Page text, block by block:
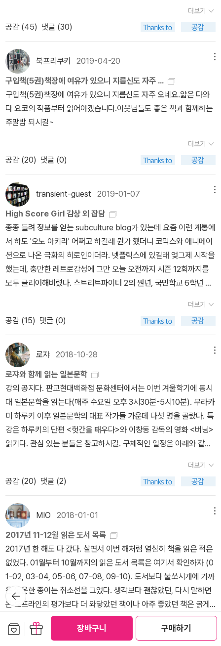
장바구니 구매하기
한다.그렇다면 가장 안좋은 작품은? 바로 <포트노이의 불평> 이었
다. 내가 필립로스를 좋아하긴 하지만 이 작품은 좀 많이 그랬다...이
터 걱정이 된다....5월에도 독보적 미션은 모두 클리어 했고, 스탬프는
401개를 모았다~! 이제 그만 모으고 이걸로 책을 사야겠다...6월에
는 좀 더 열심히 읽고 리뷰도 좀 잘써봐야겠다.
말아야 겠다.그래도 5월에 구매한 책을 간단히 소개해 보자면, 1. 달
려라 메로스 : 다자이 오사무 이미 읽고 리뷰로 남긴 작품. 다소 밝은
다자이 오사무를 보는 것 만으로도 의미있는 작품이었다. <여학생>
은 강추다.2. 이즈의 무희, 천마리 학, 호수 : 가와바타 야스나리 요즘
야스나리의 <산소리>를 읽고 있는데, 그의 문장이 너무 마음에 든다.
<설국> 까지만 읽어봤었는데 이번 기회에 야스나리의 다른 작품들도
읽어봐야 겠다.3. 젊은 느티나무 : 강신재 오래전부터 읽고 싶었는데
드디어 구매했다. 비누냄새가 뭔지 너무 궁금했다.4. 바다와 독약 : 엔
도 슈사쿠 슈사쿠에 창비세계문학이니 바로 구매했다. 이건 재미 없
을수가 없는 조합이다.5. 휴전 : 마리오 베네떼띠 작가에 대한 정보도,
작품에 대한 정보도 없이 단지 창비세계문학이어서 구매했다.6. 성 :
(쓰고보니 창비 세계문학 홍보대사인듯...) 어려우면서도 읽어보고 싶
게 하는게 카프카의 매력인것 같다.7. 카사노바의 귀향 : 아르투어 슈
니츨러 이 책 소개를 보니 재미있다고 해서 구매했다. 작가는 누군지
잘 모르겠다 ㅋ8. 윌리엄 포크너 : 곰 애증의 포크너~! 그래도 읽어
보고 싶다. 왜 좋다고 하는지는 계속 읽다보면 알게 되겠지.9. 용의자
의 야간열차 : 다와다 요코 이 책은 예전부터 읽어보고 싶었는데 중고
로 나왔길래 바로 구매했다. 그냥 열차라는 제목이 들어가면 마음에
든다.10. 11. 영혼의 집 1,2 : 이사벨 아옌데 요즘 남미 문학에 좀 무심
서 마음에 든다.12. 네루다의 우편배달부 : 안토니오 스카르메타 잠자
냥님 리뷰를 읽고 나서 구매를 안할 수 없었다.13. 목화밭의 고독 속
에서 : 베르나르마리 콜테스 이 작품도 작가도 처음 듣지만 제목이 마
음에 들었다. 희곡? 느낌이던데 기대가 된다.14. 오늘을 잡아라 : 솔
벨로 이미 읽고 허접하게나마 리뷰로 쓴 책. 절판인데다가 오래전부
터 읽고 싶었는데, 방문한 우주점에 있길래 바로 구매했다. 왜 절판인
지 이해불가15. 나는 아주, 예쁘게 웃었다 : 봉현 봉현 작가님의 글을
많이 읽어보지는 않았지만 너무 마음에 들어서 다른 작품도 구매했
다. 책은 회사에 있어서 사진에는 등장 못했다.책을 읽어야 하는데 사
기만 해서 좀 그렇긴 하지만 이제는 읽어야 겠다. 5월은 날씨가 좋아
서 책읽기에는 안좋은 달인것 같다. 그래도 야금야금 읽어나가야 겠
더보기
공감 (45) 댓글 (30)
북프리쿠키 2019-04-20
구입책(5권)책장에 여유가 있으니 지름신도 자주 ...
구입책(5권)책장에 여유가 있으니 지름신도 자주 오네요.얇은 다와
다 요코의 작품부터 읽어야겠습니다.이웃님들도 좋은 책과 함께하는
주말밤 되시길~
더보기
공감 (20) 댓글 (0)
transient-guest 2019-01-07
High Score Girl 감상 외 잡담
종종 들려 정보를 얻는 subculture blog가 있는데 요즘 이런 계통에
서 하도 '오노 아키라' 어쩌고 하길래 뭔가 했더니 코믹스와 애니메이
션으로 나온 극화의 히로인이더라. 넷플릭스에 있길래 엊그제 시작을
했는데, 충만한 레트로감성에 그만 오늘 오전까지 시즌 12회까지를
모두 클리어해버렸다. 스트리트파이터 2의 원년, 국민학교 6학년 주
임을 빼면 사실 게임이라는 테마를 착용한 청춘물에 더 가깝지만, '현
시연'처럼 너무 오타쿠로 흐르지도 않고, 나름 귀여운 학원청춘물의
느낌에, 예전에 즐겁게 플레이하던 많은 게임들을 다시 보면서, 무엇
이든 귀했던, 그랬기 때문에 얻기 위해 많은 노력이 필요했고, 그만큼
오래 즐길 수 있었던 많은 것들이 떠올라 몰입도가 높았다. 어서 시즌
2도 나오고 만화책도 영어든 한국어로든 정발되었으면 좋겠다. DVD
나 블루레이가 나오면 구할 마음의 준비를 끝냈음은 물론이다. 피규
어는 내가 빠진 장르가 아니라서 관심이 없지만 아마존을 보니 일본
에서 수입한 히로인의 오락실셋트가 90불 정도에 나온다. 이걸 구한
사람들이 꽤 있던데 나는 아닐 듯. 사실 구할 수 있으면 고로 상의 피
규어는 구해서 DVD와 함께 전시할 생각이 있다만.남녀를 떠나서 자
신이 좋아하는 취미를 같이 나눌 수 있는 건 상당히 환상적인 일인데
스포츠나 영화감상은 보통 무리가 없지만 게임처럼 하위문화장르에
토리는 매력적이다. 거기에 남주는 게임 말고는 잘하는 게 하나도 없
는 찌질이라서 더더욱 많은 남자(?)들, 특히 남자어른들의 몰입도가
올라가는 것으로 생각된다.새벽에 미사를 다녀와서 TV를 보다가 운
동을 가려고 나선 김에 잠시 서점에 들려 마주친 Carl과 이런 저런 이
야기를 나누고 앉으니 운동은 천상 한 시나 되어야 갈 듯. Carl는 내가
로스쿨에 다니던 시절 학교의 법률도서관 관장이었는데, 은퇴하고 시
간이 나면 종종 서점에서 책을 읽는 덕분에 자주 마주치는 사람. 한창
이 NFL 플레오프에 대해 한 바탕 이야기를 하고 나니 시간이 그렇게
지나버린 것.2019년의 첫 주간. 세 권의 책을 읽었는데, 시작부터 중
구난방이다. 우선 고갱전시회를 가기 위해서 고갱에 관련된 영화를
찾다가 여의치 않아서 고민하고 있었는데 '달과 6펜스'가 생각나서 읽
더보기
공감 (15) 댓글 (0)
로쟈 2018-10-28
로쟈와 함께 읽는 일본문학
강의 공지다. 판교현대백화점 문화센터에서는 이번 겨울학기에 동시
대 일본문학을 읽는다(매주 수요일 오후 3시30분-5시10분). 무라카
미 하루키 이후 일본문학의 대표 작가들 가운데 다섯 명을 골랐다. 특
강은 하루키의 단편 <헛간을 태우다>와 이창동 감독의 영화 <버닝>
읽기다. 관심 있는 분들은 참고하시길. 구체적인 일정은 아래와 같
태우다>와 영화 <버닝> 1강 12월 12일_ 무라카미 류, <한없이 투명
에 가까운 블루> 2강 12월 19일_ 무라카미 류, <코인로커 베이비스
> 3강 12월 26일_ 요시모토 바나나, <키친> 4강 1월 02일_ 요시모
토 바나나, <암리타> 5강 1월 09일_ 히가시노 게이고, <용의자 X의
헌신> 6강 1월 16일_ 히가시노 게이고, <나미야 잡화점의 기적> 7
강 1월 23일_ 다와다 요코, <용의자의 야간열차> 8강 1월 30일_ 다
와다 요코, <헌등사> 9강 2월 13일_ 고레에다 히로카즈, <월더풀 라
이프> 10강 2월 20일_ 고레에다 히로카즈, <좀도둑 가족> 18. 10.
28.
더보기
공감 (20) 댓글 (2)
MIO 2018-01-01
2017년 11-12월 읽은 도서 목록
2017년 한 해도 다 갔다. 살면서 이번 해처럼 열심히 책을 읽은 적은
없었다. 01월부터 10월까지의 읽은 도서 목록은 여기서 확인하자 (0
1-02, 03-04, 05-06, 07-08, 09-10). 도서보다 불쏘시개에 가까
운 불온한 종이는 취소선을 그었다. 생각보다 괜찮았던, 다시 말하면
온·오프라인의 평가보다 더 와닿았던 책이나 아주 좋았던 책은 굵게
표시했다. 굵은 표시가 없다고 좋지 않은 책은 아님에 주의. 아, 북플
앱에서는 이런 표시가 보이지 않는다.악보는 목록에서 제외했다. Ⅰ. 사
더보기
댓글 (0)
뒤로가
기